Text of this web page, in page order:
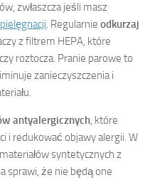
zwłaszcza jeśli masz
. Regularnie odkurzaj
z filtrem HEPA, które
roztocza. Pranie parowe to
zanieczyszczenia i
antyalergicznych, które
i redukować objawy alergii. W
syntetycznych z
sprawi, że nie będą one